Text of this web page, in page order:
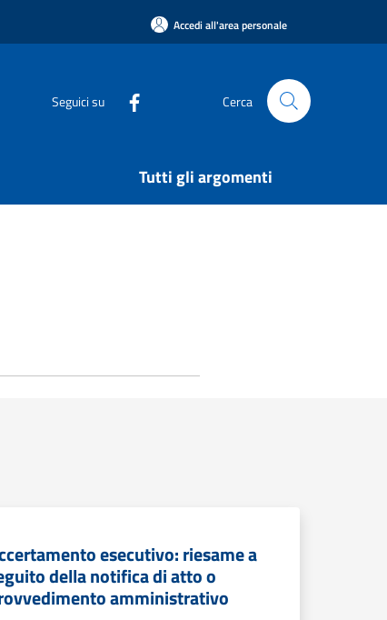
Accedi all'area personale
Seguici su Cerca
Tutti gli argomenti
esecutivo: riesame a
della notifica di atto o
amministrativo